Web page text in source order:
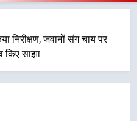
निरीक्षण, जवानों संग चाय पर
किए साझा